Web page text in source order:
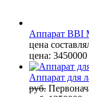
Аппарат BBI
цена
цена:
Аппарат для
руб.